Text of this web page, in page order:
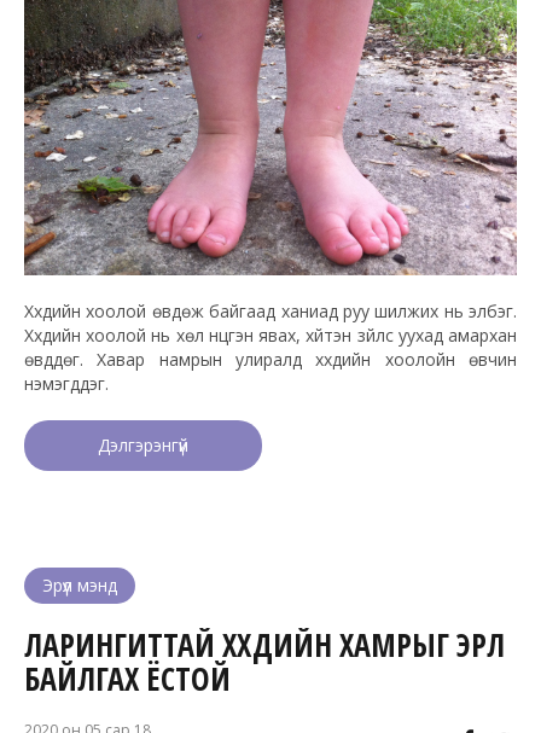
Хүүхдийн хоолой өвдөж байгаад ханиад руу шилжих нь элбэг.
Хүүхдийн хоолой нь хөл нүцгэн явах, хүйтэн зүйлс уухад амархан
өвддөг. Хавар намрын улиралд хүүхдийн хоолойн өвчин
нэмэгддэг.
Дэлгэрэнгүй
Эрүүл мэнд
ЛАРИНГИТТАЙ ХҮҮХДИЙН ХАМРЫГ ЭРҮҮЛ
БАЙЛГАХ ЁСТОЙ